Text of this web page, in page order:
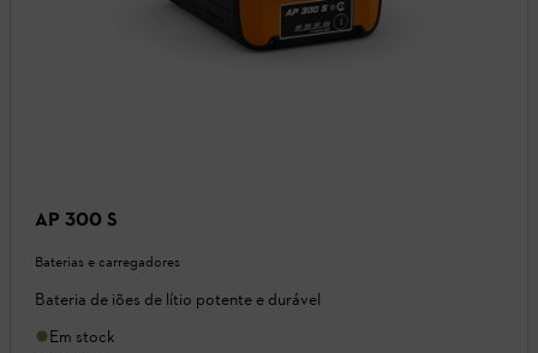
AP 300 S
Baterias e carregadores
Bateria de iões de lítio potente e durável
Em stock